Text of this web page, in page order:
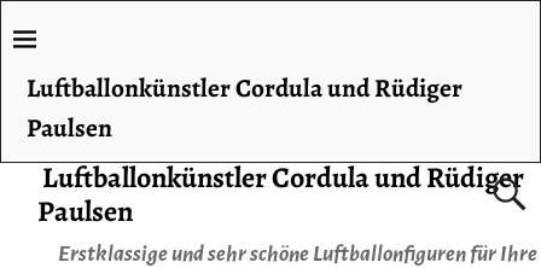
Luftballonkünstler Cordula und Rüdiger
Paulsen
Erstklassige und sehr schöne Luftballonfiguren für Ihre
Luftballonkünstler Cordula und Rüdiger
Paulsen